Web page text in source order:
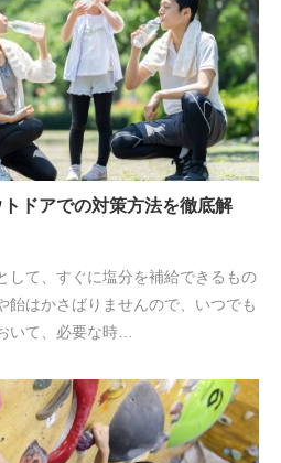
ドアでの対策方法を徹底解
して、すぐに塩分を補給できるもの
飴はかさばりませんので、いつでも
いて、必要な時…